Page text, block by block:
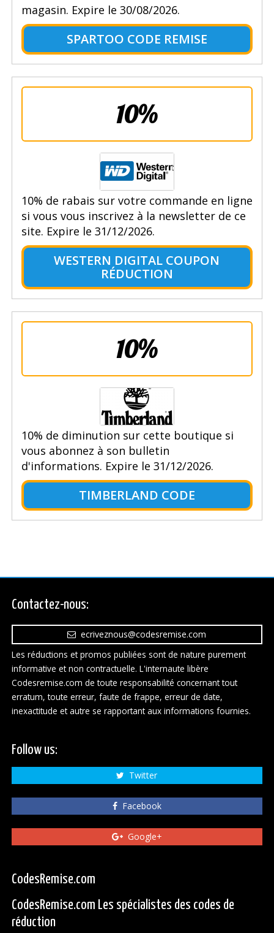
magasin. Expire le 30/08/2026.
SPARTOO CODE REMISE
10%
10% de rabais sur votre commande en ligne
si vous vous inscrivez à la newsletter de ce
site. Expire le 31/12/2026.
WESTERN DIGITAL COUPON
RÉDUCTION
10%
10% de diminution sur cette boutique si
vous abonnez à son bulletin
d'informations. Expire le 31/12/2026.
TIMBERLAND CODE
Contactez-nous:
ecriveznous@codesremise.com
Les réductions et promos publiées sont de nature purement
informative et non contractuelle. L'internaute libère
Codesremise.com de toute responsabilité concernant tout
erratum, toute erreur, faute de frappe, erreur de date,
inexactitude et autre se rapportant aux informations fournies.
Follow us:
Twitter
Facebook
Google+
CodesRemise.com
CodesRemise.com Les spécialistes des codes de
réduction